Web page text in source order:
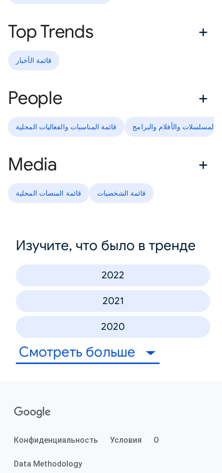
Top Trends
قائمة الأخبار
People
قائمة المناسبات والفعاليات المحلية المسلسلات والأفلام والبرامج
Media
قائمة المنصات المحلية قائمة الشخصيات
Изучите, что было в тренде
2022
2021
2020
Смотреть больше
Конфиденциальность Условия О
Data Methodology